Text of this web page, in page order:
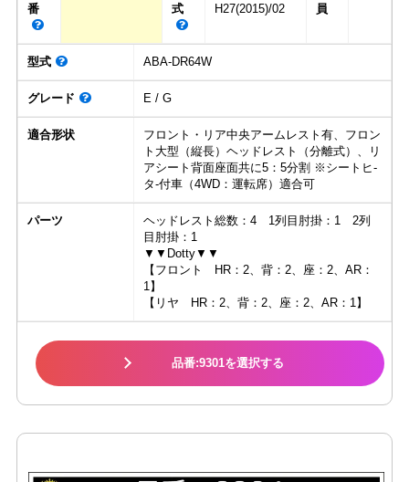
番
式
H27(2015)/02
員
型式 ABA-DR64W
グレード E / G
適合形状
フロント・リア中央アームレスト有、フロン
ト大型（縦長）ヘッドレスト（分離式）、リ
アシート背面座面共に5：5分割 ※シートヒ-
タ-付車（4WD：運転席）適合可
パーツ
ヘッドレスト総数：4 1列目肘掛：1 2列
目肘掛：1
▼▼Dotty▼▼
【フロント HR：2、背：2、座：2、AR：
1】
【リヤ HR：2、背：2、座：2、AR：1】
品番:9301を選択する